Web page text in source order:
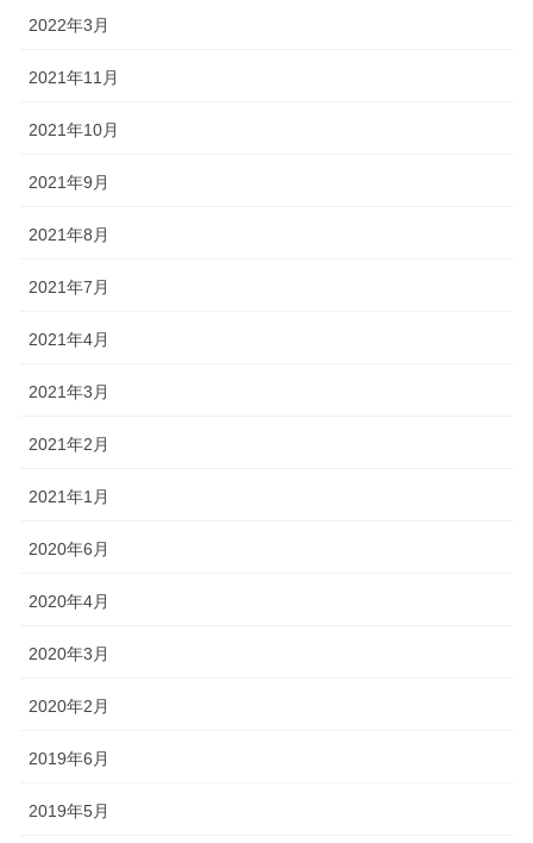
2022年3月
2021年11月
2021年10月
2021年9月
2021年8月
2021年7月
2021年4月
2021年3月
2021年2月
2021年1月
2020年6月
2020年4月
2020年3月
2020年2月
2019年6月
2019年5月